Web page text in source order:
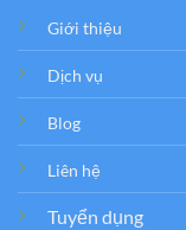
Giới thiệu
Dịch vụ
Blog
Liên hệ
Tuyển dụng